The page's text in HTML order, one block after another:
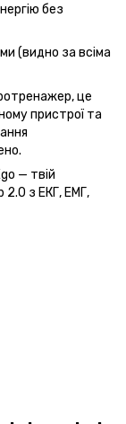
без
(видно за всіма
це
пристрої та
— твій
з ЕКГ, ЕМГ,